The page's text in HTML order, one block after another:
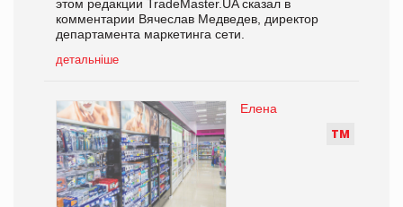
этом редакции TradeMaster.UA сказал в
комментарии Вячеслав Медведев, директор
департамента маркетинга сети.
детальніше
ТМ
Елена